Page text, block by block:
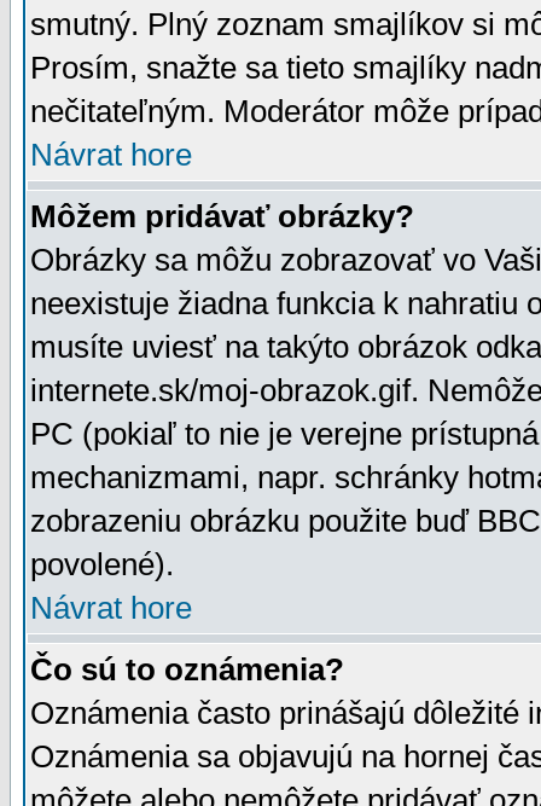
smutný. Plný zoznam smajlíkov si
Prosím, snažte sa tieto smajlíky
nečitateľným. Moderátor môže
Návrat hore
Môžem pridávať obrázky?
Obrázky sa môžu zobrazovať vo
neexistuje žiadna funkcia k nahratiu
musíte uviesť na takýto obrázok
internete.sk/moj-obrazok.gif.
PC (pokiaľ to nie je verejne
mechanizmami, napr. schránky
zobrazeniu obrázku použite buď
povolené).
Návrat hore
Čo sú to oznámenia?
Oznámenia často prinášajú dôležité
Oznámenia sa objavujú na hornej